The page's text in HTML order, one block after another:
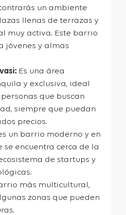
un ambiente
llenas de terrazas y
muy activa. Este barrio
jóvenes y almas
Es una área
y exclusiva, ideal
que buscan
siempre que puedan
precios.
un barrio moderno y en
se encuentra cerca de la
de startups y
más multicultural,
zonas que pueden